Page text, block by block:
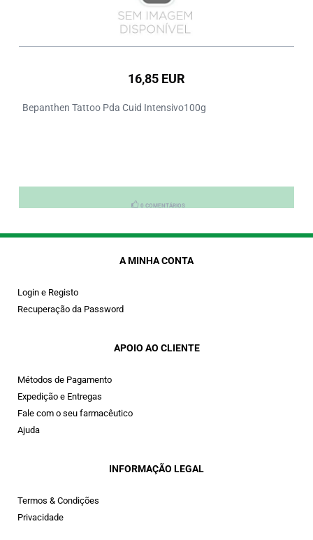
16,85 EUR
Bepanthen Tattoo Pda Cuid Intensivo100g
0 COMENTÁRIOS
A MINHA CONTA
Login e Registo
Recuperação da Password
APOIO AO CLIENTE
Métodos de Pagamento
Expedição e Entregas
Fale com o seu farmacêutico
Ajuda
INFORMAÇÃO LEGAL
Termos & Condições
Privacidade